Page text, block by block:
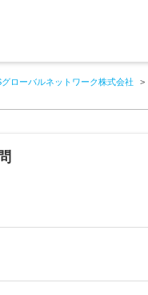
グローバルネットワーク株式会社